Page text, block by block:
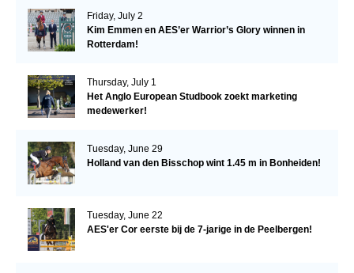
Friday, July 2
Kim Emmen en AES’er Warrior’s Glory winnen in
Rotterdam!
Thursday, July 1
Het Anglo European Studbook zoekt marketing
medewerker!
Tuesday, June 29
Holland van den Bisschop wint 1.45 m in Bonheiden!
Tuesday, June 22
AES'er Cor eerste bij de 7-jarige in de Peelbergen!